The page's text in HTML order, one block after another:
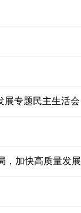
展专题民主生活会
，加快高质量发展